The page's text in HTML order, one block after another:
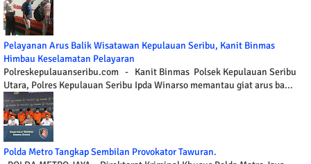
Pelayanan Arus Balik Wisatawan Kepulauan Seribu, Kanit Binmas
Himbau Keselamatan Pelayaran
Polreskepulauanseribu.com - Kanit Binmas Polsek Kepulauan Seribu
Utara, Polres Kepulauan Seribu Ipda Winarso memantau giat arus ba...
Polda Metro Tangkap Sembilan Provokator Tawuran.